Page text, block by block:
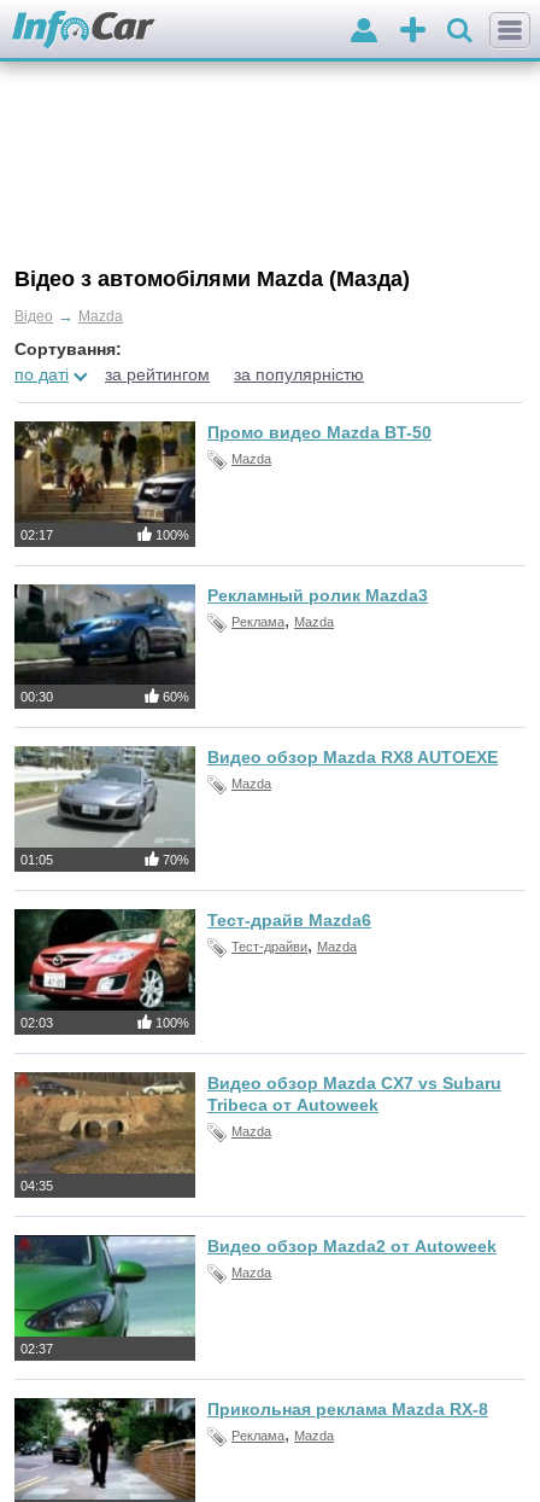
Додати
оголошення
Вхід
Відео з автомобілями Mazda (Мазда)
Відео → Mazda
Сортування:
по даті
за рейтингом за популярністю
02:17 100%
Промо видео Mazda BT-50
Mazda
00:30 60%
Рекламный ролик Mazda3
Реклама, Mazda
01:05 70%
Видео обзор Mazda RX8 AUTOEXE
Mazda
02:03 100%
Тест-драйв Mazda6
Тест-драйви, Mazda
04:35
Видео обзор Mazda CX7 vs Subaru
Tribeca от Autoweek
Mazda
02:37
Видео обзор Mazda2 от Autoweek
Mazda
Прикольная реклама Mazda RX-8
Реклама, Mazda